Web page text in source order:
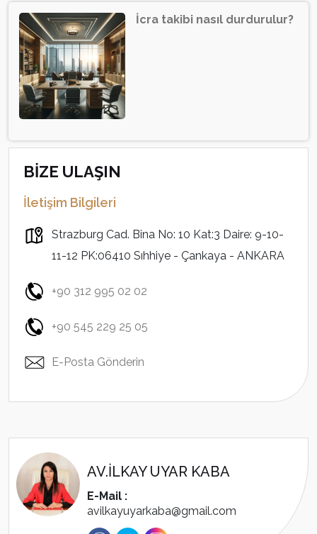
İcra takibi nasıl durdurulur?
BİZE ULAŞIN
İletişim Bilgileri
Strazburg Cad. Bina No: 10 Kat:3 Daire: 9-10-
11-12 PK:06410 Sıhhiye - Çankaya - ANKARA
+90 312 995 02 02
+90 545 229 25 05
E-Posta Gönderin
AV.İLKAY UYAR KABA
E-Mail :
avilkayuyarkaba@gmail.com